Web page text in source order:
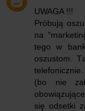
UWAGA !!!
Próbują
na
tego w
oszustom.
(bo nie
się odsetki